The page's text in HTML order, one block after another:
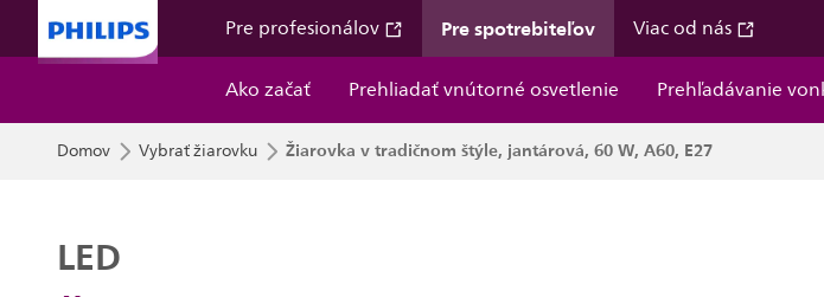
Pre profesionálov Pre spotrebiteľov Viac od nás
Ako začať
Prehliadať vnútorné osvetlenie Prehľadávanie
Domov Vybrať žiarovku Žiarovka v tradičnom štýle, jantárová, 60 W, A60, E27
LED